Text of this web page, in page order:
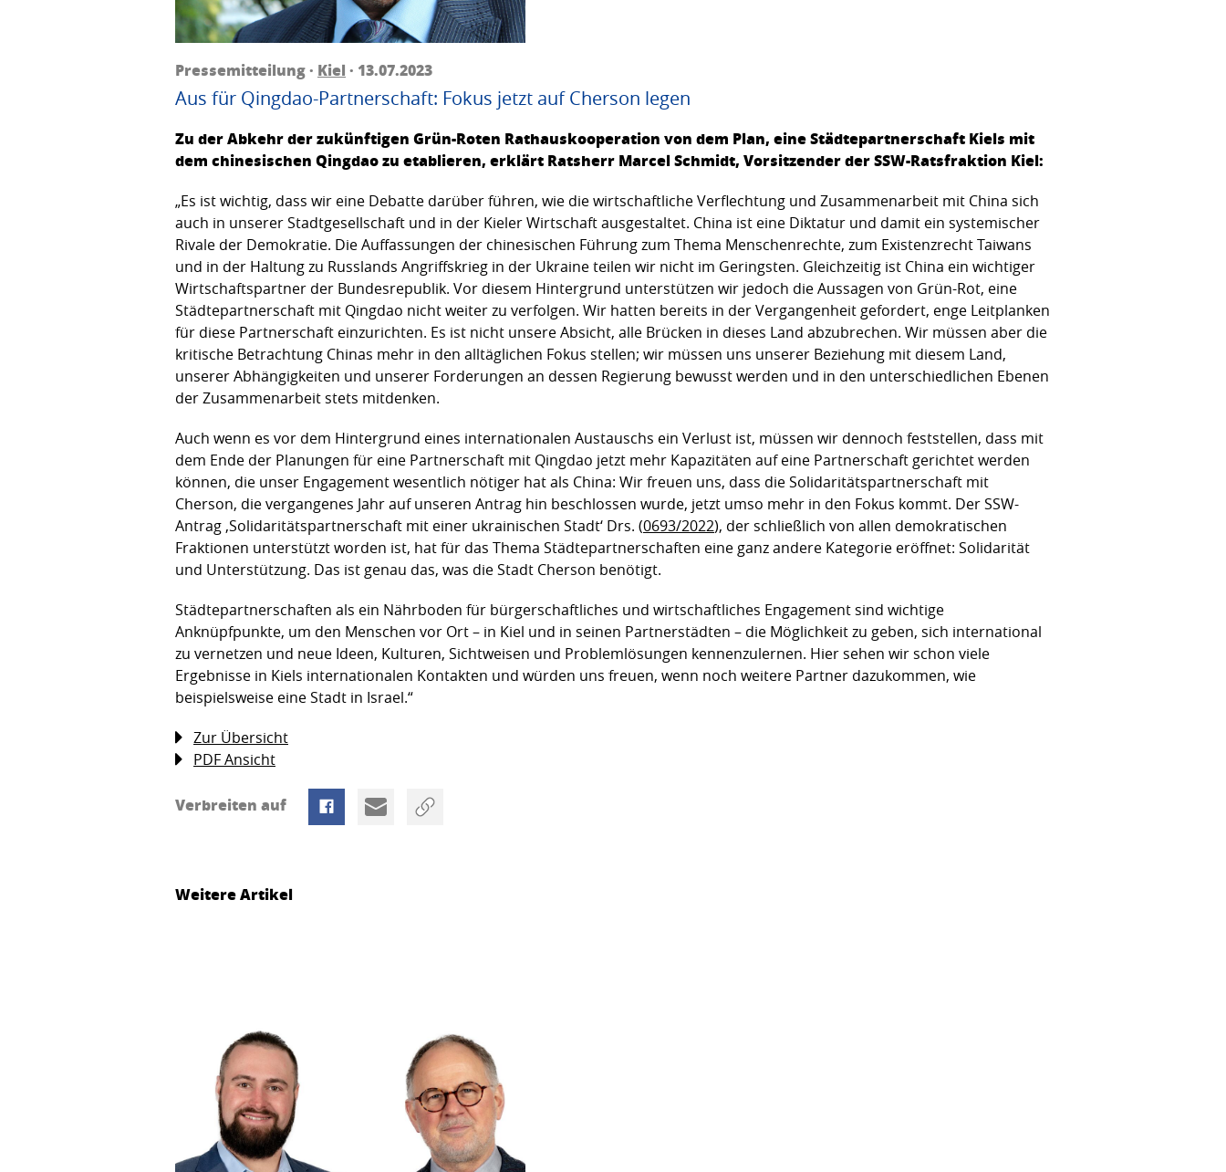
Pressemitteilung · Kiel · 13.07.2023
Aus für Qingdao-Partnerschaft: Fokus jetzt auf Cherson legen
Zu der Abkehr der zukünftigen Grün-Roten Rathauskooperation von dem Plan, eine Städtepartnerschaft Kiels mit
dem chinesischen Qingdao zu etablieren, erklärt Ratsherr Marcel Schmidt, Vorsitzender der SSW-Ratsfraktion Kiel:
„Es ist wichtig, dass wir eine Debatte darüber führen, wie die wirtschaftliche Verflechtung und Zusammenarbeit mit China sich
auch in unserer Stadtgesellschaft und in der Kieler Wirtschaft ausgestaltet. China ist eine Diktatur und damit ein systemischer
Rivale der Demokratie. Die Auffassungen der chinesischen Führung zum Thema Menschenrechte, zum Existenzrecht Taiwans
und in der Haltung zu Russlands Angriffskrieg in der Ukraine teilen wir nicht im Geringsten. Gleichzeitig ist China ein wichtiger
Wirtschaftspartner der Bundesrepublik. Vor diesem Hintergrund unterstützen wir jedoch die Aussagen von Grün-Rot, eine
Städtepartnerschaft mit Qingdao nicht weiter zu verfolgen. Wir hatten bereits in der Vergangenheit gefordert, enge Leitplanken
für diese Partnerschaft einzurichten. Es ist nicht unsere Absicht, alle Brücken in dieses Land abzubrechen. Wir müssen aber die
kritische Betrachtung Chinas mehr in den alltäglichen Fokus stellen; wir müssen uns unserer Beziehung mit diesem Land,
unserer Abhängigkeiten und unserer Forderungen an dessen Regierung bewusst werden und in den unterschiedlichen Ebenen
der Zusammenarbeit stets mitdenken.
Auch wenn es vor dem Hintergrund eines internationalen Austauschs ein Verlust ist, müssen wir dennoch feststellen, dass mit
dem Ende der Planungen für eine Partnerschaft mit Qingdao jetzt mehr Kapazitäten auf eine Partnerschaft gerichtet werden
können, die unser Engagement wesentlich nötiger hat als China: Wir freuen uns, dass die Solidaritätspartnerschaft mit
Cherson, die vergangenes Jahr auf unseren Antrag hin beschlossen wurde, jetzt umso mehr in den Fokus kommt. Der SSW-
Antrag ‚Solidaritätspartnerschaft mit einer ukrainischen Stadt‘ Drs. (0693/2022), der schließlich von allen demokratischen
Fraktionen unterstützt worden ist, hat für das Thema Städtepartnerschaften eine ganz andere Kategorie eröffnet: Solidarität
und Unterstützung. Das ist genau das, was die Stadt Cherson benötigt.
Städtepartnerschaften als ein Nährboden für bürgerschaftliches und wirtschaftliches Engagement sind wichtige
Anknüpfpunkte, um den Menschen vor Ort – in Kiel und in seinen Partnerstädten – die Möglichkeit zu geben, sich international
zu vernetzen und neue Ideen, Kulturen, Sichtweisen und Problemlösungen kennenzulernen. Hier sehen wir schon viele
Ergebnisse in Kiels internationalen Kontakten und würden uns freuen, wenn noch weitere Partner dazukommen, wie
beispielsweise eine Stadt in Israel.“
Zur Übersicht
PDF Ansicht
Verbreiten auf
Weitere Artikel